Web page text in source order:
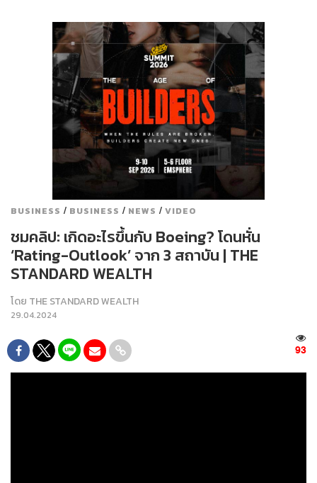
BUSINESS / BUSINESS / NEWS / VIDEO
ชมคลิป: เกิดอะไรขึ้นกับ Boeing? โดนหั่น
‘Rating-Outlook’ จาก 3 สถาบัน | THE
STANDARD WEALTH
โดย THE STANDARD WEALTH
29.04.2024
93